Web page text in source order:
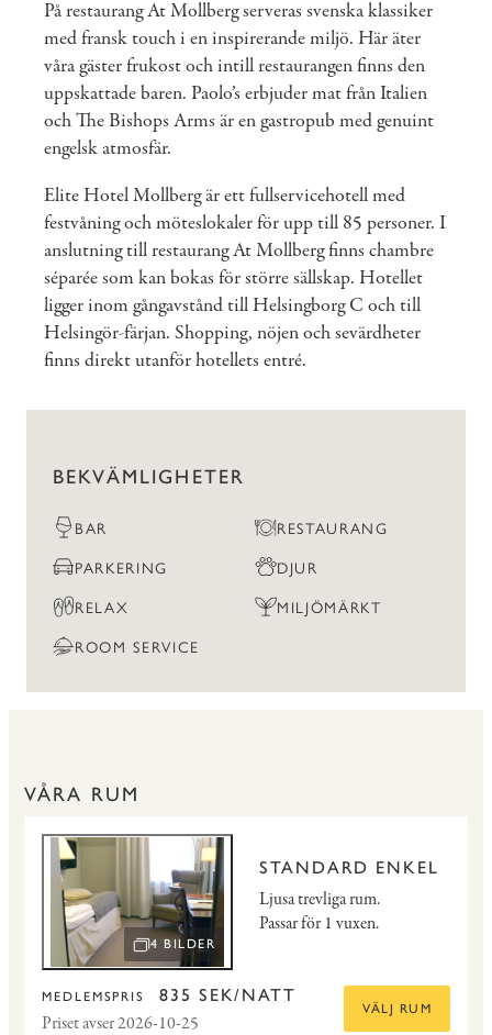
På restaurang At Mollberg serveras svenska klassiker
med fransk touch i en inspirerande miljö. Här äter
våra gäster frukost och intill restaurangen finns den
uppskattade baren. Paolo’s erbjuder mat från Italien
och The Bishops Arms är en gastropub med genuint
engelsk atmosfär.
Elite Hotel Mollberg är ett fullservicehotell med
festvåning och möteslokaler för upp till 85 personer. I
anslutning till restaurang At Mollberg finns chambre
séparée som kan bokas för större sällskap. Hotellet
ligger inom gångavstånd till Helsingborg C och till
Helsingör-färjan. Shopping, nöjen och sevärdheter
finns direkt utanför hotellets entré.
BEKVÄMLIGHETER
BAR
RESTAURANG
PARKERING
DJUR
RELAX
MILJÖMÄRKT
ROOM SERVICE
VÅRA RUM
ÖPPNA BILDSPEL
4 BILDER
STANDARD ENKEL
Ljusa trevliga rum.
Passar för 1 vuxen.
MEDLEMSPRIS 835 SEK/NATT
Priset avser 2026-10-25
VÄLJ RUM